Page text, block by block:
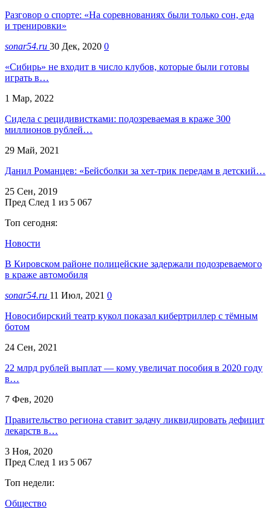
Разговор о спорте: «На соревнованиях были только сон, еда
и тренировки»
sonar54.ru 30 Дек, 2020 0
«Сибирь» не входит в число клубов, которые были готовы
играть в…
1 Мар, 2022
Сидела с рецидивистками: подозреваемая в краже 300
миллионов рублей…
29 Май, 2021
Данил Романцев: «Бейсболки за хет-трик передам в детский…
25 Сен, 2019
Пред След 1 из 5 067
Топ сегодня:
Новости
В Кировском районе полицейские задержали подозреваемого
в краже автомобиля
sonar54.ru 11 Июл, 2021 0
Новосибирский театр кукол показал кибертриллер с тёмным
ботом
24 Сен, 2021
22 млрд рублей выплат — кому увеличат пособия в 2020 году
в…
7 Фев, 2020
Правительство региона ставит задачу ликвидировать дефицит
лекарств в…
3 Ноя, 2020
Пред След 1 из 5 067
Топ недели:
Общество